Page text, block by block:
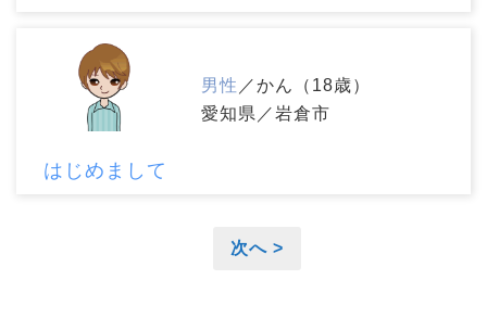
男性 ／かん（18歳）
愛知県／岩倉市
はじめまして
次へ >